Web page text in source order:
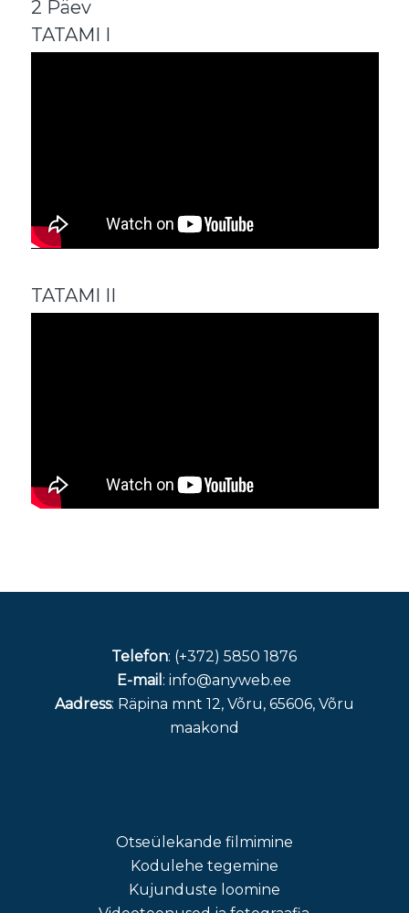
2 Päev
TATAMI I
TATAMI II
Telefon: (+372) 5850 1876
E-mail : info@anyweb.ee
Aadress: Räpina mnt 12, Võru, 65606, Võru
maakond
Otseülekande filmimine
Kodulehe tegemine
Kujunduste loomine